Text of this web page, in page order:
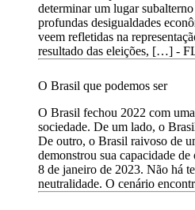
determinar um lugar
profundas desigualdades
veem refletidas na
resultado das eleições, […] -
O Brasil que podemos ser
O Brasil fechou 2022 com
sociedade. De um lado, o
De outro, o Brasil raivoso de
demonstrou sua capacidade
8 de janeiro de 2023. Não há
neutralidade. O cenário